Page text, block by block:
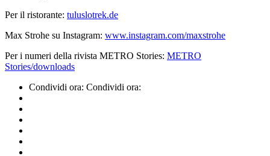
Per il ristorante: tuluslotrek.de
Max Strohe su Instagram: www.instagram.com/maxstrohe
Per i numeri della rivista METRO Stories: METRO
Stories/downloads
Condividi ora: Condividi ora: